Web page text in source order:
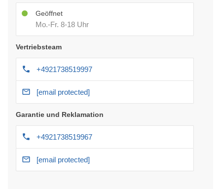
Geöffnet
Mo.-Fr. 8-18 Uhr
Vertriebsteam
+4921738519997
[email protected]
Garantie und Reklamation
+4921738519967
[email protected]